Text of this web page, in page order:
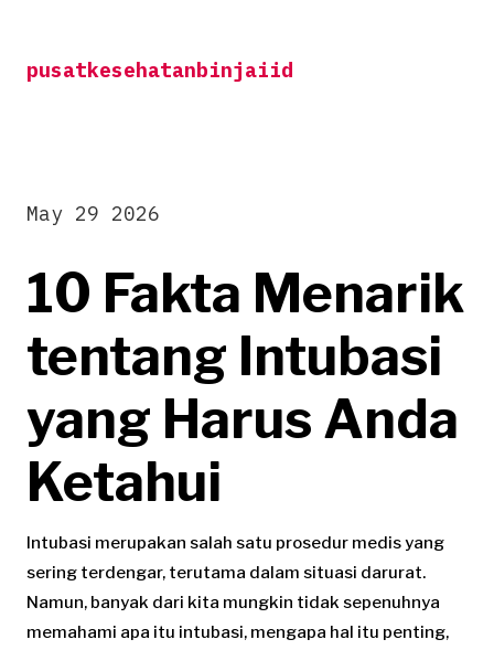
contentpusatkesehatanbinjaiid
10 Fakta Menarik
tentang Intubasi
yang Harus Anda
Ketahui
May 29 2026
Intubasi merupakan salah satu prosedur medis yang
sering terdengar, terutama dalam situasi darurat.
Namun, banyak dari kita mungkin tidak sepenuhnya
memahami apa itu intubasi, mengapa hal itu penting,